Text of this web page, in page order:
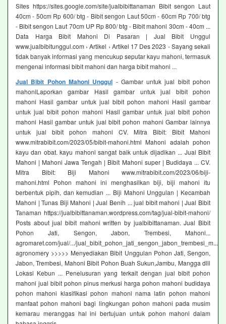
Sites https://sites.google.com/site/jualbibittanaman Bibit sengon Laut
40cm - 50cm Rp 600/ btg - Bibit sengon Laut 50cm - 60cm Rp 700/ btg
- Bibit sengon Laut 70cm UP Rp 800/ btg - Bibit mahoni 30cm - 40cm ...
Data Harga Bibit Mahoni Di Pasaran | Jual Bibit Unggul
www.jualbibitunggul.com › Artikel › Artikel 17 Des 2023 - Sayang sekali
tidak banyak informasi yang mencukup seputar kayu mahoni, termasuk
mengenai informasi bibit mahoni dan harga bibit mahoni ...
Jual Bibit Pohon Mahoni Unggul - Gambar untuk jual bibit pohon
mahoniLaporkan gambar Hasil gambar untuk jual bibit pohon
mahoni Hasil gambar untuk jual bibit pohon mahoni Hasil gambar
untuk jual bibit pohon mahoni Hasil gambar untuk jual bibit pohon
mahoni Hasil gambar untuk jual bibit pohon mahoni Gambar lainnya
untuk jual bibit pohon mahoni CV. Mitra Bibit: Bibit Mahoni
www.mitrabibit.com/2023/05/bibit-mahoni.html Mahoni adalah pohon
kayu dan obat. kayu mahoni sangat baik untuk dijadikan ... Jual Bibit
Mahoni | Mahoni Jawa Tengah | Bibit Mahoni super | Budidaya ... CV.
Mitra Bibit: Biji Mahoni www.mitrabibit.com/2023/06/biji-
mahoni.html Pohon mahoni ini menghasilkan biji, biji mahoni itu
berbentuk pipih, dan kemudian ... Biji Mahoni Unggulan | Kecambah
Mahoni | Tunas Biji Mahoni | Jual Benih ... jual bibit mahoni | Jual Bibit
Tanaman https://jualbibittanaman.wordpress.com/tag/jual-bibit-mahoni/
Posts about jual bibit mahoni written by jualbibittanaman. Jual Bibit
Pohon Jati, Sengon, Jabon, Trembesi, Mahoni...
agromaret.com/jual/.../jual_bibit_pohon_jati_sengon_jabon_trembesi_m...
agronomery >>>>> Menyediakan Bibit Unggulan Pohon Jati, Sengon,
Jabon, Trembesi, Mahoni Bibit Pohon Buah Sukun,Jambu, Mangga dlll
Lokasi Kebun ... Penelusuran yang terkait dengan jual bibit pohon
mahoni jual bibit pohon pinus merkusi harga pohon mahoni budidaya
pohon mahoni klasifikasi pohon mahoni nama latin pohon mahoni
manfaat pohon mahoni bagi lingkungan pohon mahoni pada musim
kemarau meranggas hal ini bertujuan untuk pohon mahoni dalam